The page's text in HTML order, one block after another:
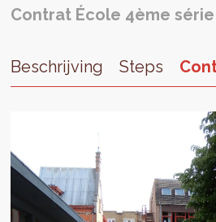
Contrat École 4ème série
Beschrijving Steps